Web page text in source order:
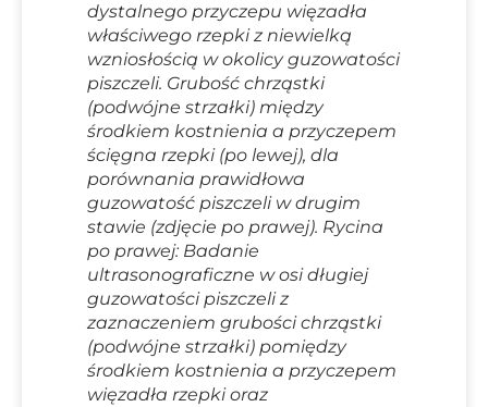
dystalnego przyczepu więzadła
właściwego rzepki z niewielką
wzniosłością w okolicy guzowatości
piszczeli. Grubość chrząstki
(podwójne strzałki) między
środkiem kostnienia a przyczepem
ścięgna rzepki (po lewej), dla
porównania prawidłowa
guzowatość piszczeli w drugim
stawie (zdjęcie po prawej). Rycina
po prawej: Badanie
ultrasonograficzne w osi długiej
guzowatości piszczeli z
zaznaczeniem grubości chrząstki
(podwójne strzałki) pomiędzy
środkiem kostnienia a przyczepem
więzadła rzepki oraz